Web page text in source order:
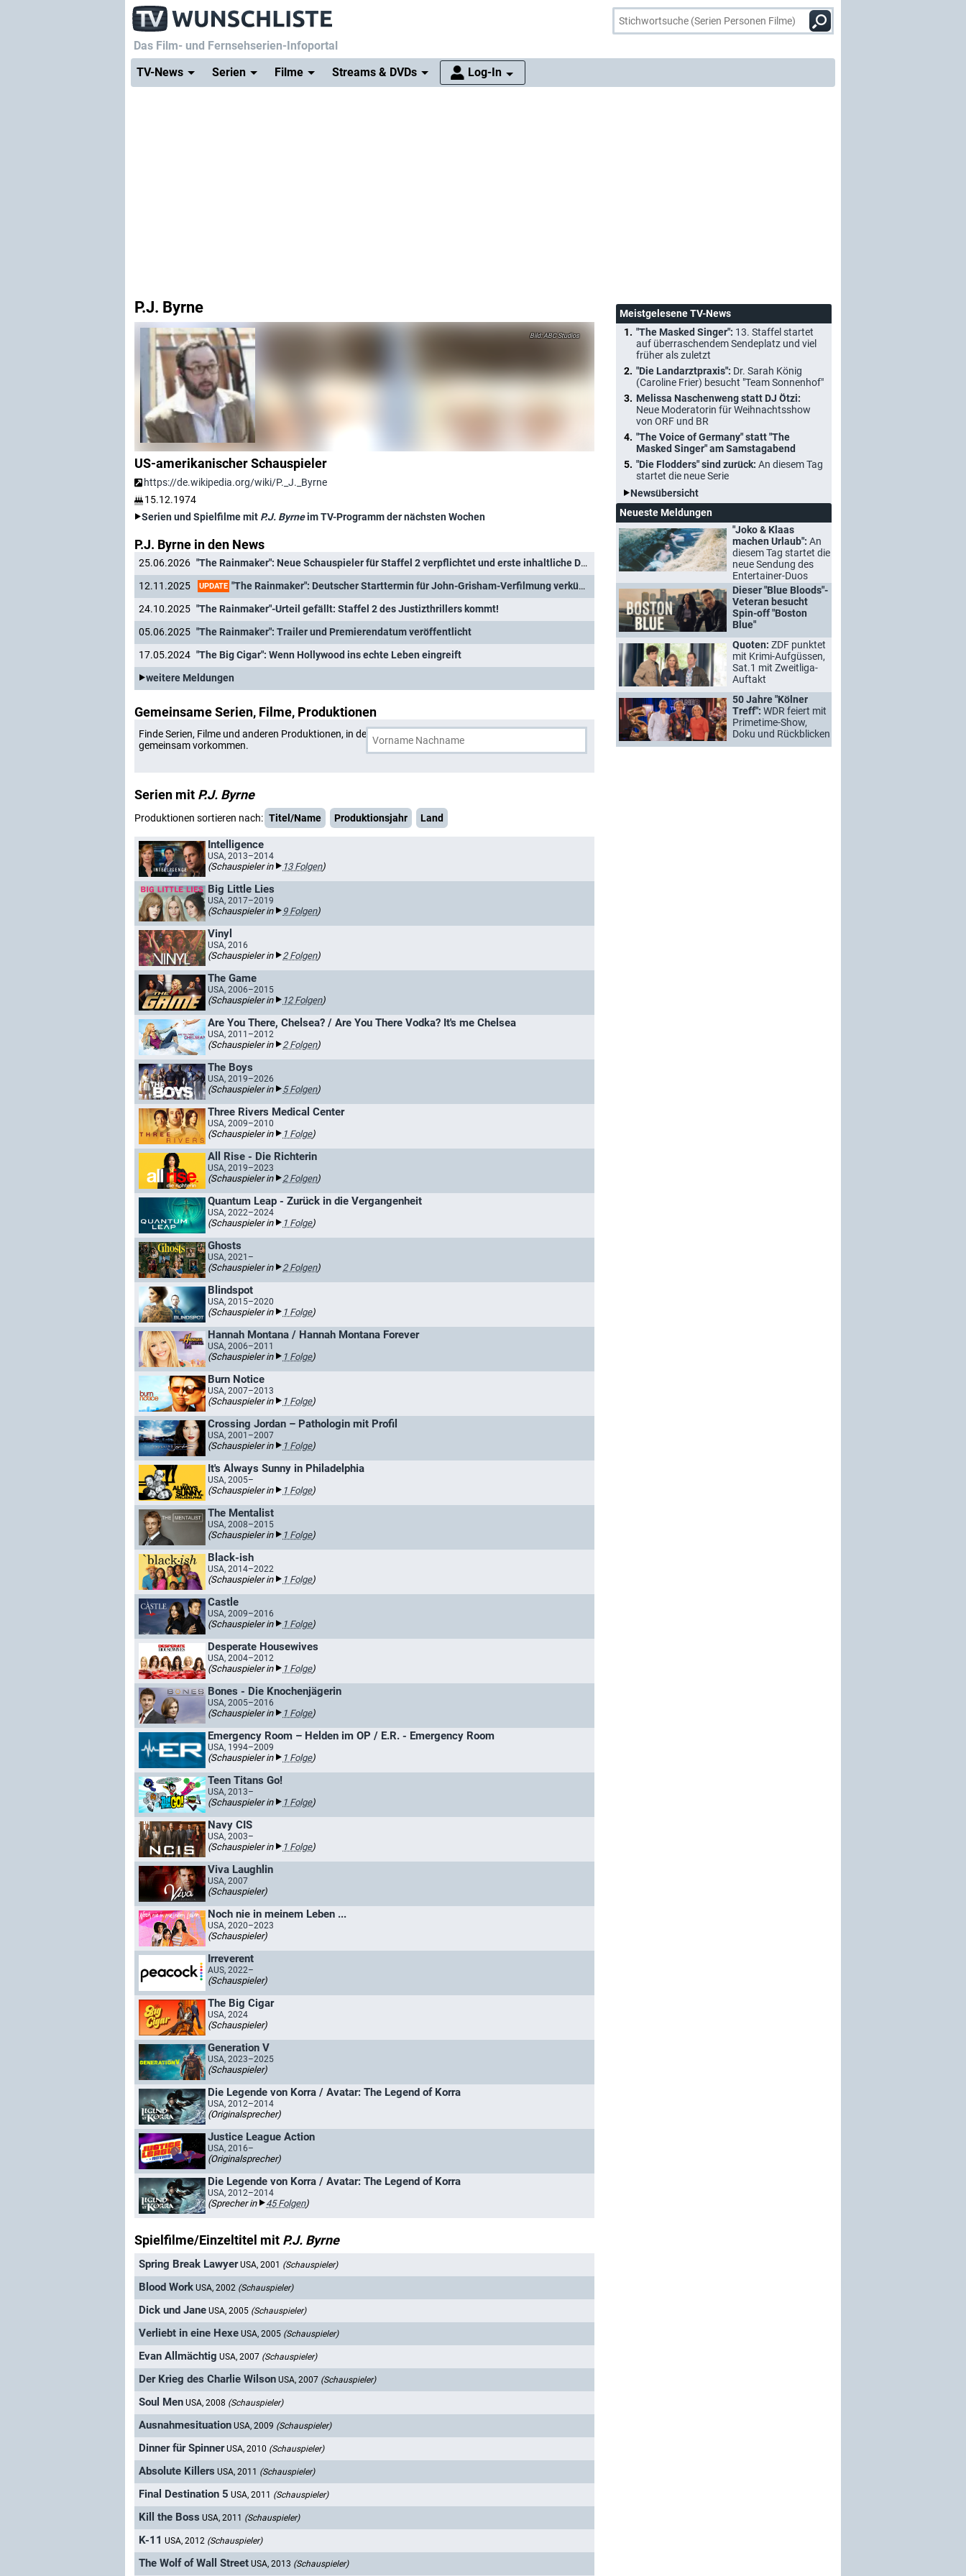
Das Film- und Fernsehserien-Infoportal
TV-News
Serien Filme Streams & DVDs Log-In
P.J. Byrne
ABC Studios
US-amerikanischer Schauspieler
https://de.wikipedia.org/wiki/P._J._Byrne
15.12.1974
Serien und Spielfilme mit P.J. Byrneim TV-Programm der nächsten Wochen
P.J. Byrne in den News
25.06.2026
"The Rainmaker": Neue Schauspieler für Staffel 2 verpflichtet und erste inhaltliche Details
12.11.2025
UPDATE "The Rainmaker": Deutscher Starttermin für John-Grisham-Verfilmung verkündet und Trailer enthüllt
24.10.2025 "The Rainmaker"-Urteil gefällt: Staffel 2 des Justizthrillers kommt!
05.06.2025 "The Rainmaker": Trailer und Premierendatum veröffentlicht
17.05.2024 "The Big Cigar": Wenn Hollywood ins echte Leben eingreift
weitere Meldungen
Gemeinsame Serien, Filme, Produktionen
Finde Serien, Filme und anderen Produktionen, in denen
und eine weitere Person
gemeinsam vorkommen.
Serien mit P.J. Byrne
Produktionen sortieren nach: Titel/Name Produktionsjahr Land
Intelligence
USA, 2013–2014
(Schauspieler in 13 Folgen)
Big Little Lies
USA, 2017–2019
(Schauspieler in 9 Folgen)
Vinyl
USA, 2016
(Schauspieler in 2 Folgen)
The Game
USA, 2006–2015
(Schauspieler in 12 Folgen)
Are You There, Chelsea? / Are You There Vodka? It's me Chelsea
USA, 2011–2012
(Schauspieler in 2 Folgen)
The Boys
USA, 2019–2026
(Schauspieler in 5 Folgen)
Three Rivers Medical Center
USA, 2009–2010
(Schauspieler in 1 Folge)
All Rise - Die Richterin
USA, 2019–2023
(Schauspieler in 2 Folgen)
Quantum Leap - Zurück in die Vergangenheit
USA, 2022–2024
(Schauspieler in 1 Folge)
Ghosts
USA, 2021–
(Schauspieler in 2 Folgen)
Blindspot
USA, 2015–2020
(Schauspieler in 1 Folge)
Hannah Montana / Hannah Montana Forever
USA, 2006–2011
(Schauspieler in 1 Folge)
Burn Notice
USA, 2007–2013
(Schauspieler in 1 Folge)
Crossing Jordan – Pathologin mit Profil
USA, 2001–2007
(Schauspieler in 1 Folge)
It's Always Sunny in Philadelphia
USA, 2005–
(Schauspieler in 1 Folge)
The Mentalist
USA, 2008–2015
(Schauspieler in 1 Folge)
Black-ish
USA, 2014–2022
(Schauspieler in 1 Folge)
Castle
USA, 2009–2016
(Schauspieler in 1 Folge)
Desperate Housewives
USA, 2004–2012
(Schauspieler in 1 Folge)
Bones - Die Knochenjägerin
USA, 2005–2016
(Schauspieler in 1 Folge)
Emergency Room – Helden im OP / E.R. - Emergency Room
USA, 1994–2009
(Schauspieler in 1 Folge)
Teen Titans Go!
USA, 2013–
(Schauspieler in 1 Folge)
Navy CIS
USA, 2003–
(Schauspieler in 1 Folge)
Viva Laughlin
USA, 2007
(Schauspieler)
Noch nie in meinem Leben ...
USA, 2020–2023
(Schauspieler)
Irreverent
AUS, 2022–
(Schauspieler)
The Big Cigar
USA, 2024
(Schauspieler)
Generation V
USA, 2023–2025
(Schauspieler)
Die Legende von Korra / Avatar: The Legend of Korra
USA, 2012–2014
(Originalsprecher)
Justice League Action
USA, 2016–
(Originalsprecher)
Die Legende von Korra / Avatar: The Legend of Korra
USA, 2012–2014
(Sprecher in 45 Folgen)
Spielfilme/Einzeltitel mit P.J. Byrne
Spring Break Lawyer USA, 2001 (Schauspieler)
Blood Work USA, 2002 (Schauspieler)
Dick und Jane USA, 2005 (Schauspieler)
Verliebt in eine Hexe USA, 2005 (Schauspieler)
Evan Allmächtig USA, 2007 (Schauspieler)
Der Krieg des Charlie Wilson USA, 2007 (Schauspieler)
Soul Men USA, 2008 (Schauspieler)
Ausnahmesituation USA, 2009 (Schauspieler)
Dinner für Spinner USA, 2010 (Schauspieler)
Absolute Killers USA, 2011 (Schauspieler)
Final Destination 5 USA, 2011 (Schauspieler)
Kill the Boss USA, 2011 (Schauspieler)
K-11 USA, 2012 (Schauspieler)
The Wolf of Wall Street USA, 2013 (Schauspieler)
Meistgelesene TV-News
"The Masked Singer": 13. Staffel startet
auf überraschendem Sendeplatz und viel
früher als zuletzt
"Die Landarztpraxis": Dr. Sarah König
(Caroline Frier) besucht "Team Sonnenhof"
Melissa Naschenweng statt DJ Ötzi:
Neue Moderatorin für Weihnachtsshow
von ORF und BR
"The Voice of Germany" statt "The
Masked Singer" am Samstagabend
"Die Flodders" sind zurück: An diesem Tag
startet die neue Serie
Newsübersicht
Neueste Meldungen
"Joko & Klaas
machen Urlaub": An
diesem Tag startet die
neue Sendung des
Entertainer-Duos
Dieser "Blue Bloods"-
Veteran besucht
Spin-off "Boston
Blue"
Quoten: ZDF punktet
mit Krimi-Aufgüssen,
Sat.1 mit Zweitliga-
Auftakt
50 Jahre "Kölner
Treff": WDR feiert mit
Primetime-Show,
Doku und Rückblicken